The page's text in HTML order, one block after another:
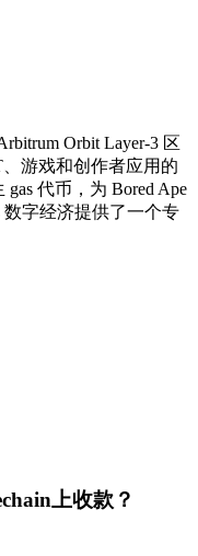
Orbit Layer-3 区
游戏和创作者应用的
代币，为 Bored Ape
数字经济提供了一个专
上收款？